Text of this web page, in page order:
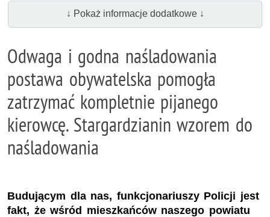
↓ Pokaż informacje dodatkowe ↓
Odwaga i godna naśladowania
postawa obywatelska pomogła
zatrzymać kompletnie pijanego
kierowcę. Stargardzianin wzorem do
naśladowania
Budującym dla nas, funkcjonariuszy Policji jest
fakt, że wśród mieszkańców naszego powiatu